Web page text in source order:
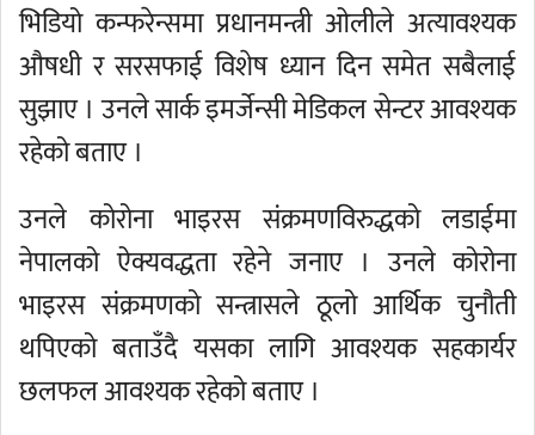
भिडियो कन्फरेन्समा प्रधानमन्त्री ओलीले अत्यावश्यक
औषधी र सरसफाई विशेष ध्यान दिन समेत सबैलाई
सुझाए । उनले सार्क इमर्जेन्सी मेडिकल सेन्टर आवश्यक
रहेको बताए ।
उनले कोरोना भाइरस संक्रमणविरुद्धको लडाईमा
नेपालको ऐक्यवद्धता रहेने जनाए । उनले कोरोना
भाइरस संक्रमणको सन्त्रासले ठूलो आर्थिक चुनौती
थपिएको बताउँदै यसका लागि आवश्यक सहकार्यर
छलफल आवश्यक रहेको बताए ।